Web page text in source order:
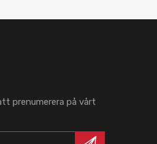
prenumerera på vårt